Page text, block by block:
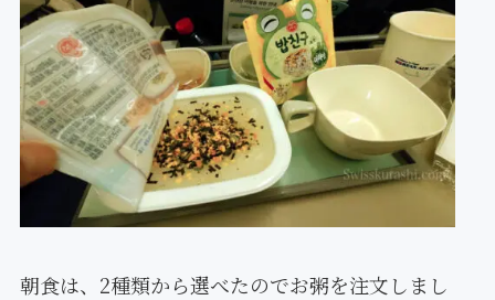
朝食は、2種類から選べたのでお粥を注文しまし